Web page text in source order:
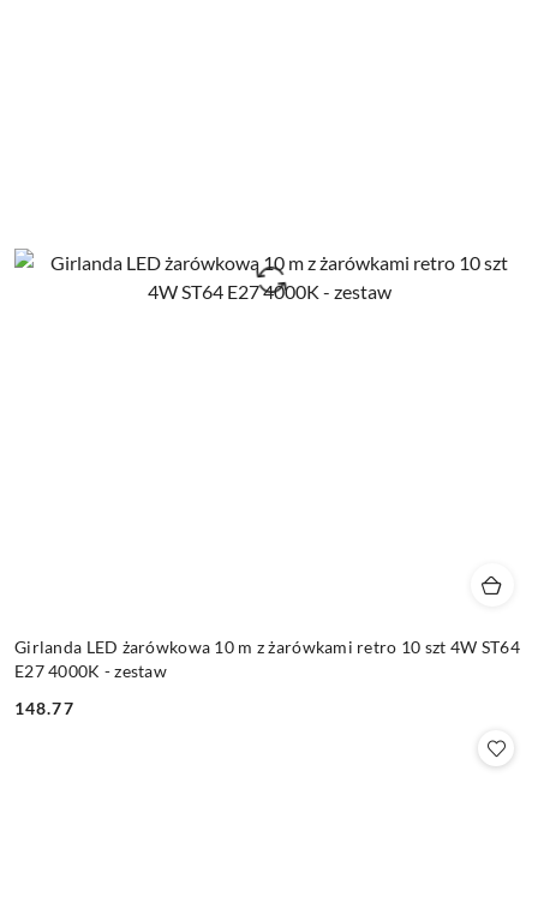
Girlanda LED żarówkowa 10 m z żarówkami retro 10 szt 4W ST64
E27 4000K - zestaw
Cena:
148.77